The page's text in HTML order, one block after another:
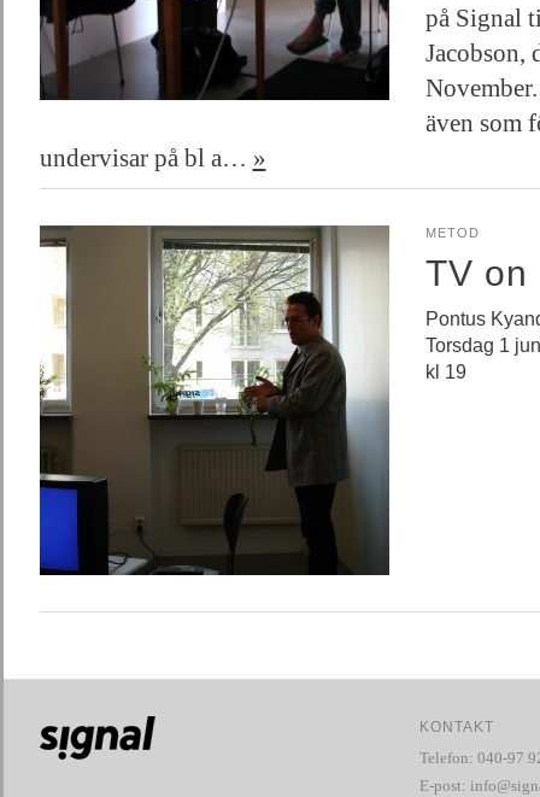
på Signal
Jacobson,
även som
undervisar på bl a… »
METOD
TV on
Pontus
Torsdag 1
kl 19
KONTAKT
Telefon: 040-97
E-post: